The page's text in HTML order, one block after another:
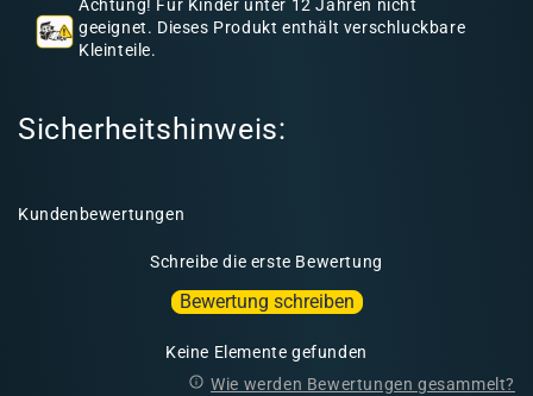
Achtung! Für Kinder unter 12 Jahren nicht
geeignet. Dieses Produkt enthält verschluckbare
Kleinteile.
Sicherheitshinweis:
Kundenbewertungen
Schreibe die erste Bewertung
Bewertung schreiben
Keine Elemente gefunden
Wie werden Bewertungen gesammelt?